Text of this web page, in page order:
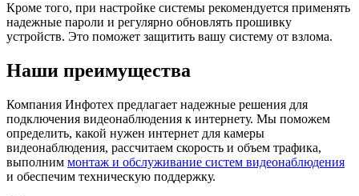
Кроме того, при настройке системы рекомендуется применять
надежные пароли и регулярно обновлять прошивку
устройств. Это поможет защитить вашу систему от взлома.
Наши преимущества
Компания Инфотех предлагает надежные решения для
подключения видеонаблюдения к интернету. Мы поможем
определить, какой нужен интернет для камеры
видеонаблюдения, рассчитаем скорость и объем трафика,
выполним монтаж и обслуживание систем видеонаблюдения
и обеспечим техническую поддержку.